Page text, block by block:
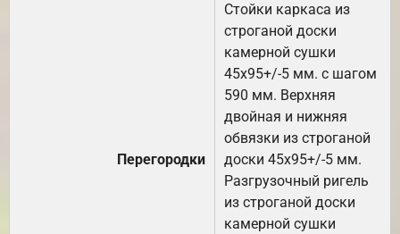
Перегородки
Стойки каркаса из
строганой доски
камерной сушки
45х95+/-5 мм. с шагом
590 мм. Верхняя
двойная и нижняя
обвязки из строганой
доски 45х95+/-5 мм.
Разгрузочный ригель
из строганой доски
камерной сушки